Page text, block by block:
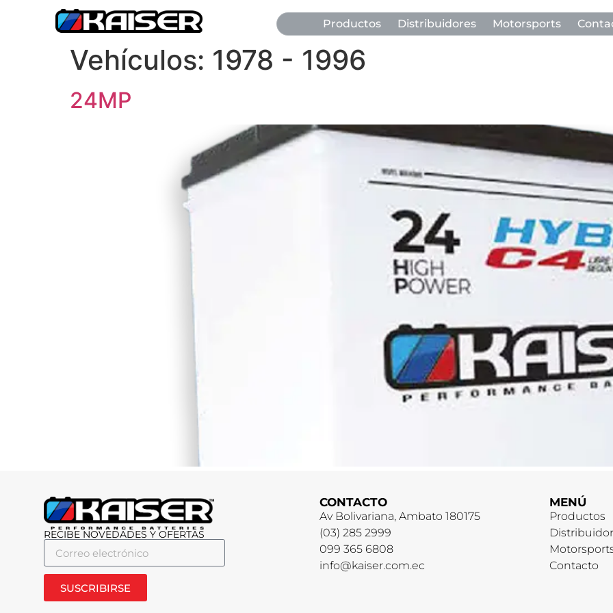
Productos Distribuidores Motorsports
Vehículos: 1978 - 1996
24MP
RECIBE NOVEDADES Y OFERTAS
SUSCRIBIRSE
CONTACTO
Av Bolivariana, Ambato 180175
(03) 285 2999
099 365 6808
info@kaiser.com.ec
MENÚ
Productos
Contacto